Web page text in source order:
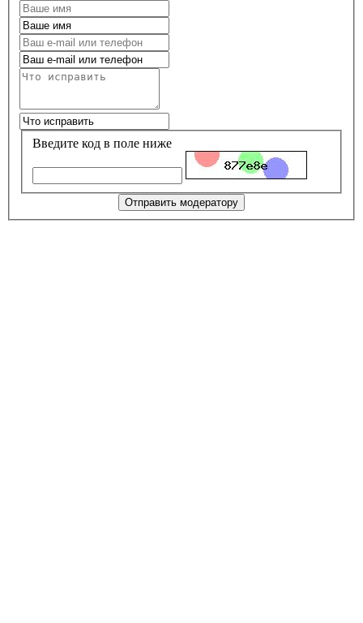
Введите код в поле ниже
Отправить модератору